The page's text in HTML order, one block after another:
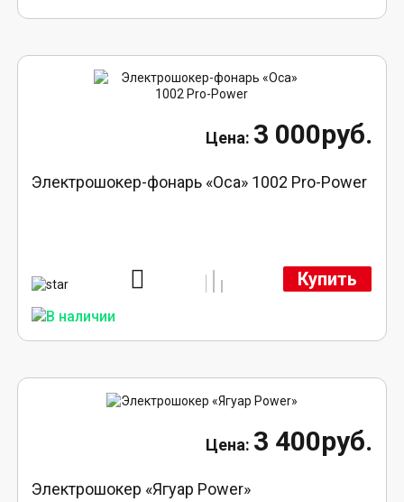
3 000руб.
Электрошокер-фонарь «Оса» 1002 Pro-Power
Купить
3 400руб.
Электрошокер «Ягуар Power»